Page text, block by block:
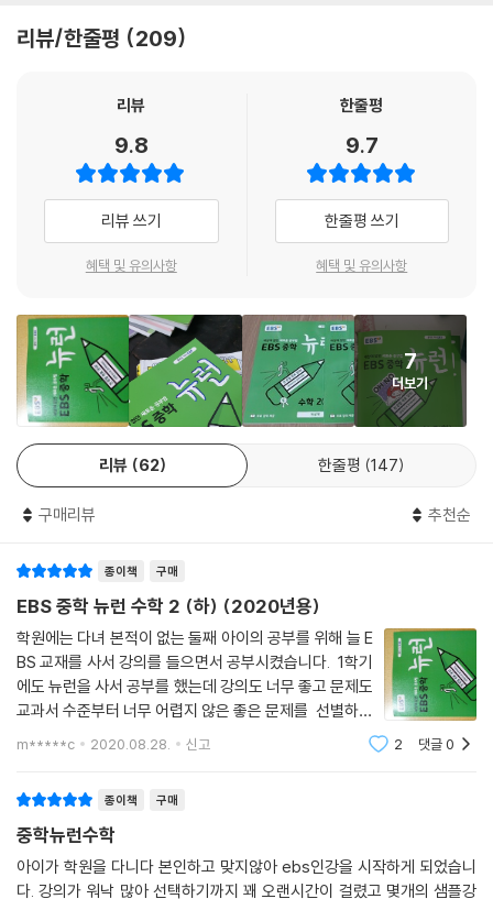
리뷰/한줄평 209
리뷰
9.8
리뷰 쓰기
혜택 및 유의사항
한줄평
9.7
한줄평 쓰기
혜택 및 유의사항
7
더보기
리뷰 62 한줄평 147
구매리뷰 추천순
종이책 구매
EBS 중학 뉴런 수학 2 (하) (2020년용)
학원에는 다녀 본적이 없는 둘째 아이의 공부를 위해 늘 E
BS 교재를 사서 강의를 들으면서 공부시켰습니다. 1학기
에도 뉴런을 사서 공부를 했는데 강의도 너무 좋고 문제도
교과서 수준부터 너무 어렵지 않은 좋은 문제를 선별하여
교재를 구성해서 내용의 이해부터 핵심문항까지 폭넓게
m*****c 2020.08.28. 신고 2 댓글0
종이책 구매
중학뉴런수학
아이가 학원을 다니다 본인하고 맞지않아 ebs인강을 시작하게 되었습니
다. 강의가 워낙 많아 선택하기까지 꽤 오랜시간이 걸렸고 몇개의 샘플강